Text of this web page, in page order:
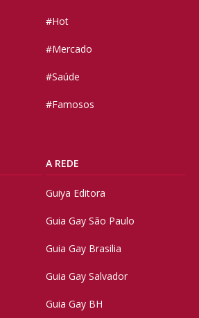
#Hot
#Mercado
#Saúde
#Famosos
A REDE
Guiya Editora
Guia Gay São Paulo
Guia Gay Brasilia
Guia Gay Salvador
Guia Gay BH